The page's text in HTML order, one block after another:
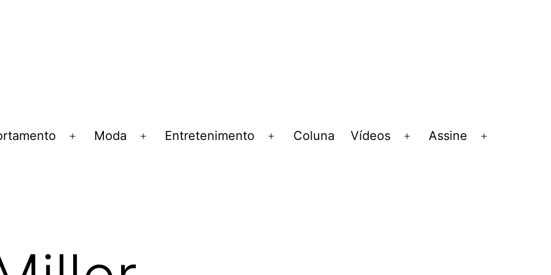
Abrir
Moda
Abrir
Entretenimento
Abrir
Coluna Vídeos
Abrir
Assine